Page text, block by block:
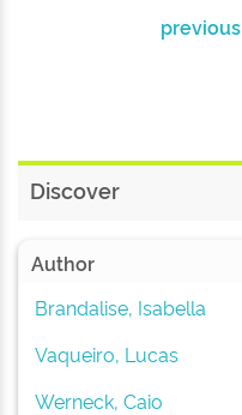
previous
Discover
Author
Brandalise, Isabella
Vaqueiro, Lucas
Werneck, Caio